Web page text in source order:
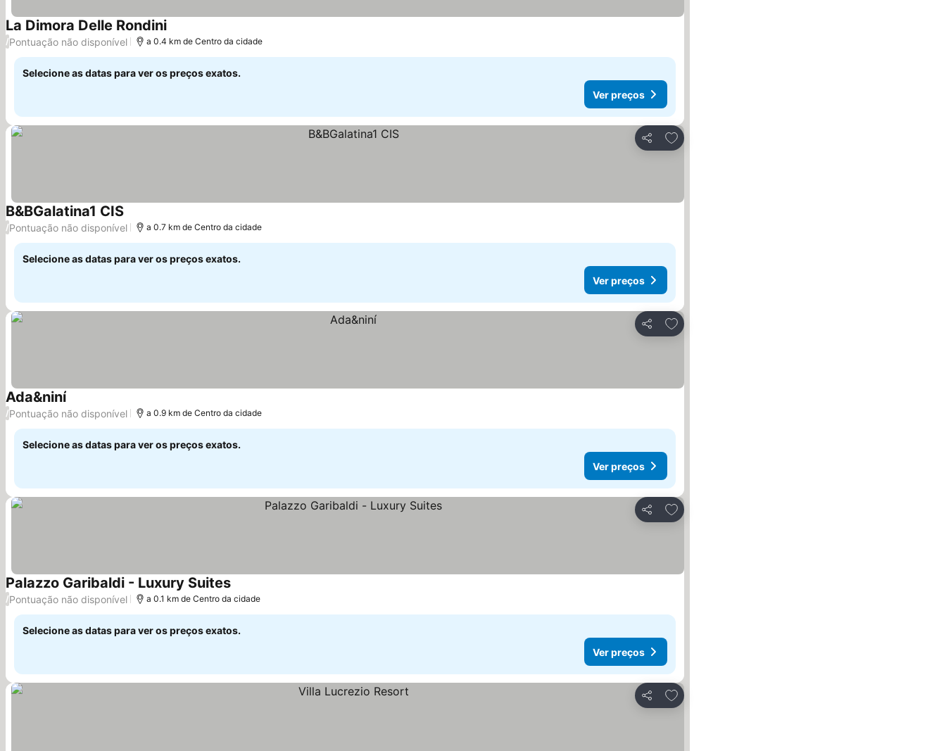
La Dimora Delle Rondini
/Pontuação não disponível a 0.4 km de Centro da cidade
Selecione as datas para ver os preços exatos.
Ver preços
Partilhar
Adicionar aos favoritos
B&BGalatina1 CIS
/Pontuação não disponível a 0.7 km de Centro da cidade
Selecione as datas para ver os preços exatos.
Ver preços
Partilhar
Adicionar aos favoritos
Ada&niní
/Pontuação não disponível a 0.9 km de Centro da cidade
Selecione as datas para ver os preços exatos.
Ver preços
Partilhar
Adicionar aos favoritos
Palazzo Garibaldi - Luxury Suites
/Pontuação não disponível a 0.1 km de Centro da cidade
Selecione as datas para ver os preços exatos.
Ver preços
Partilhar
Adicionar aos favoritos